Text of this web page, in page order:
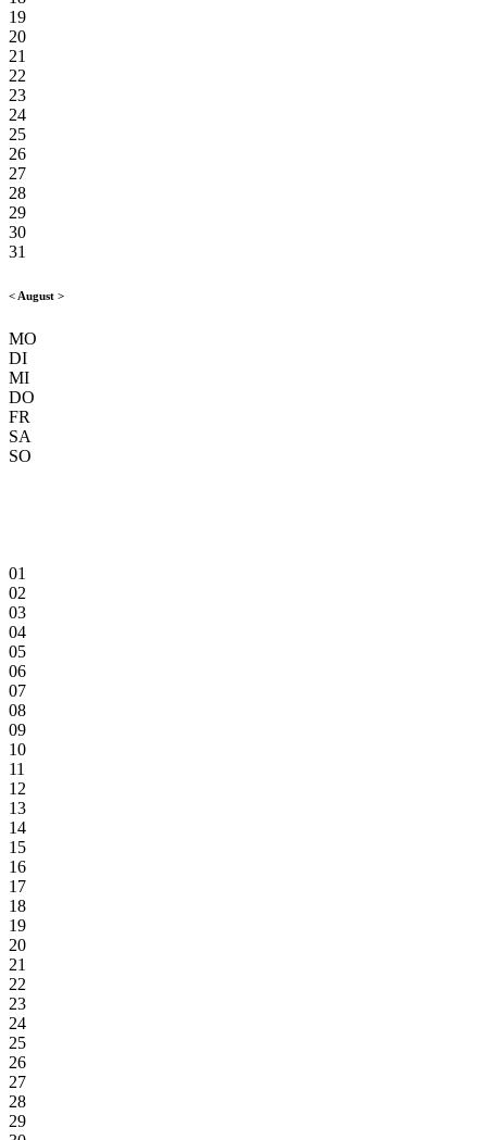
19
20
21
22
23
24
25
26
27
28
29
30
31
< August >
MO
DI
MI
DO
FR
SA
SO
01
02
03
04
05
06
07
08
09
10
11
12
13
14
15
16
17
18
19
20
21
22
23
24
25
26
27
28
29